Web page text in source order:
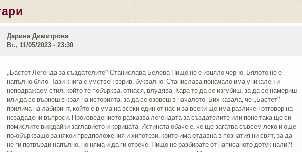
Дарина Димитрова
Вт., 11/05/2023 - 23:30
„Бастет Легенда за създателите” Станислава Белева Нищо не е изцяло черно. Бялото не е
напълно бяло. Тази книга е умствен взрив, буквално. Станислава поначало има уникален и
неподражаем стил, който те побърква, отнася, влудява. Кара те да се изгубиш, за да се намериш
или да се върнеш в края на историята, за да се озовеш в началото. Бих казала, че „Бастет”
прилича на лабиринт, който е в ума на всеки един от нас и за всеки ще има различен отговор на
незададени въпроси. Произведението разказва легендата за създателите или поне така ще си
помислите виждайки заглавието и корицата. Истината обаче е, че ще загатва съвсем леко и още
по-объркващо за някои предположения и хипотези, които има отдавна в познатия ни свят, за да
не ги потвърди напълно, но няма и да ги отрече. Нищо не разбирате от написаното дотук нали?!